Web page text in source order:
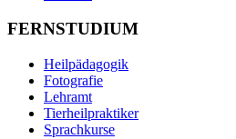
FERNSTUDIUM
Heilpädagogik
Fotografie
Lehramt
Tierheilpraktiker
Sprachkurse